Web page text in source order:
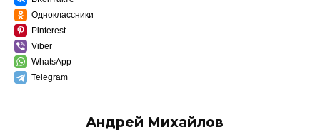
Одноклассники
Pinterest
Viber
WhatsApp
Telegram
Андрей Михайлов